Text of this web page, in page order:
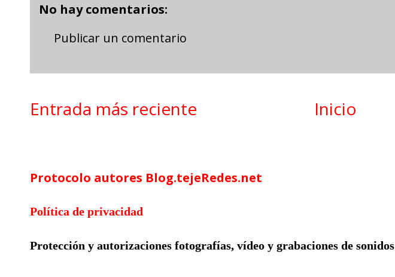
No hay comentarios:
Publicar un comentario
Entrada más reciente Inicio
Protocolo autores Blog.tejeRedes.net
Política de privacidad
Protección y autorizaciones fotografías, vídeo y grabaciones de sonidos